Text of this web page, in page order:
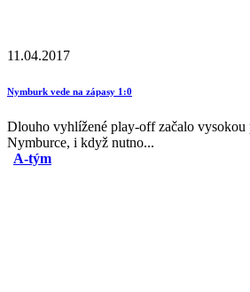
11.04.2017
Nymburk vede na zápasy 1:0
Dlouho vyhlížené play-off začalo
Nymburce, i když nutno...
A-tým